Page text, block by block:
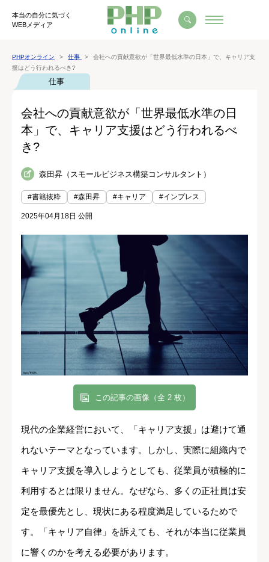
本当の自分に気づく
WEBメディア
PHPオンライン 仕事
会社への貢献意欲が「世界最低水準の日本」で、キャリア支
援はどう行われるべき?
仕事
会社への貢献意欲が「世界最低水準の日
本」で、キャリア支援はどう行われるべ
き?
森田昇（スモールビジネス構築コンサルタント）
#書籍抜粋 #森田昇 #キャリア #インプレス
2025年04月18日 公開
この記事の画像（全 2 枚）
現代の企業経営において、「キャリア支援」は避けて通
れないテーマとなっています。しかし、実際に組織内で
キャリア支援を導入しようとしても、従業員が積極的に
利用するとは限りません。なぜなら、多くの正社員は安
定を最優先とし、現状にある程度満足しているためで
す。「キャリア自律」を訴えても、それが本当に従業員
に響くのかを考える必要があります。